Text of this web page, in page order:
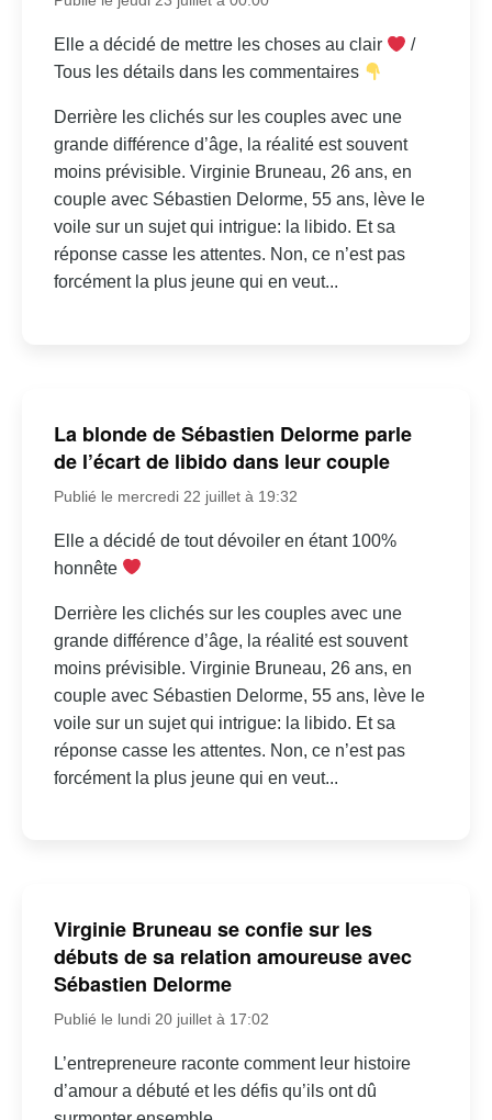
Elle a décidé de mettre les choses au clair
/
Tous les détails dans les commentaires
Derrière les clichés sur les couples avec une
grande différence d’âge, la réalité est souvent
moins prévisible. Virginie Bruneau, 26 ans, en
couple avec Sébastien Delorme, 55 ans, lève le
voile sur un sujet qui intrigue: la libido. Et sa
réponse casse les attentes. Non, ce n’est pas
forcément la plus jeune qui en veut...
La blonde de Sébastien Delorme parle
de l’écart de libido dans leur couple
Publié le mercredi 22 juillet à 19:32
Elle a décidé de tout dévoiler en étant 100%
honnête
Derrière les clichés sur les couples avec une
grande différence d’âge, la réalité est souvent
moins prévisible. Virginie Bruneau, 26 ans, en
couple avec Sébastien Delorme, 55 ans, lève le
voile sur un sujet qui intrigue: la libido. Et sa
réponse casse les attentes. Non, ce n’est pas
forcément la plus jeune qui en veut...
Virginie Bruneau se confie sur les
débuts de sa relation amoureuse avec
Sébastien Delorme
Publié le lundi 20 juillet à 17:02
L’entrepreneure raconte comment leur histoire
d’amour a débuté et les défis qu’ils ont dû